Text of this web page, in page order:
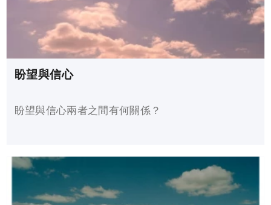
盼望與信心
盼望與信心兩者之間有何關係？